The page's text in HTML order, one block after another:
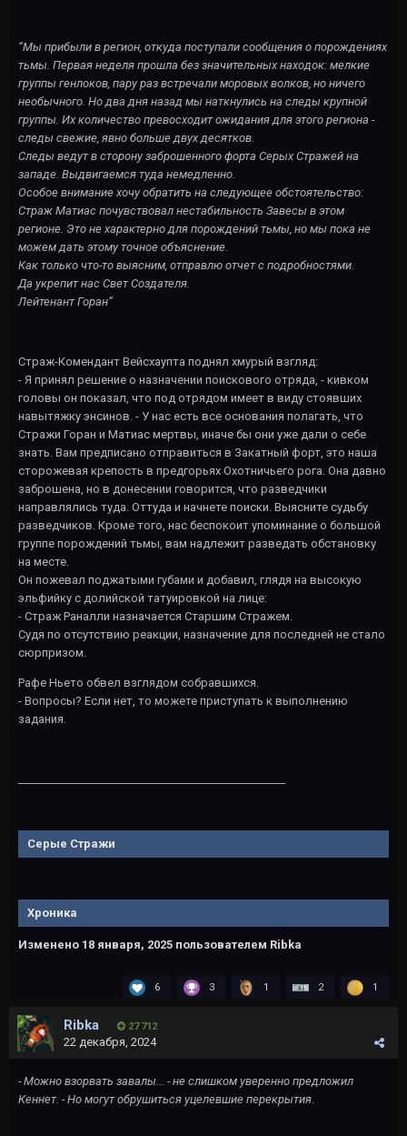
“Мы прибыли в регион, откуда поступали сообщения о порождениях
тьмы. Первая неделя прошла без значительных находок: мелкие
группы генлоков, пару раз встречали моровых волков, но ничего
необычного. Но два дня назад мы наткнулись на следы крупной
группы. Их количество превосходит ожидания для этого региона -
следы свежие, явно больше двух десятков.
Следы ведут в сторону заброшенного форта Серых Стражей на
западе. Выдвигаемся туда немедленно.
Особое внимание хочу обратить на следующее обстоятельство:
Страж Матиас почувствовал нестабильность Завесы в этом
регионе. Это не характерно для порождений тьмы, но мы пока не
можем дать этому точное объяснение.
Как только что-то выясним, отправлю отчет с подробностями.
Да укрепит нас Свет Создателя.
Лейтенант Горан”
Страж-Комендант Вейсхаупта поднял хмурый взгляд:
- Я принял решение о назначении поискового отряда, - кивком
головы он показал, что под отрядом имеет в виду стоявших
навытяжку энсинов. - У нас есть все основания полагать, что
Стражи Горан и Матиас мертвы, иначе бы они уже дали о себе
знать. Вам предписано отправиться в Закатный форт, это наша
сторожевая крепость в предгорьях Охотничьего рога. Она давно
заброшена, но в донесении говорится, что разведчики
направлялись туда. Оттуда и начнете поиски. Выясните судьбу
разведчиков. Кроме того, нас беспокоит упоминание о большой
группе порождений тьмы, вам надлежит разведать обстановку
на месте.
Он пожевал поджатыми губами и добавил, глядя на высокую
эльфийку с долийской татуировкой на лице:
- Страж Раналли назначается Старшим Стражем.
Судя по отсутствию реакции, назначение для последней не стало
сюрпризом.
Рафе Ньето обвел взглядом собравшихся.
- Вопросы? Если нет, то можете приступать к выполнению
задания.
Серые Стражи
Хроника
Изменено 18 января, 2025 пользователем Ribka
6 3 1 2 1
Ribka 27 712
22 декабря, 2024
- Можно взорвать завалы... - не слишком уверенно предложил
Кеннет. - Но могут обрушиться уцелевшие перекрытия.